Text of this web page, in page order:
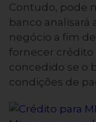
Contudo, pode
banco analisará
negócio a fim
fornecer crédito
concedido se o
condições de